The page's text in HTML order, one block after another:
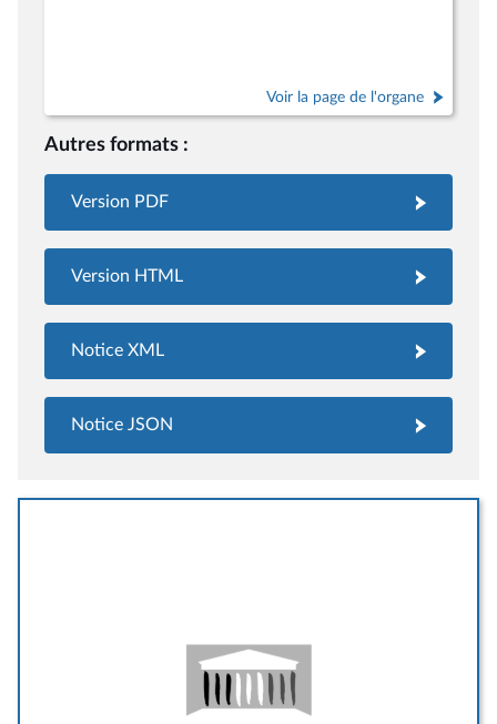
Voir la page de l'organe
Autres formats :
Version PDF
Version HTML
Notice XML
Notice JSON